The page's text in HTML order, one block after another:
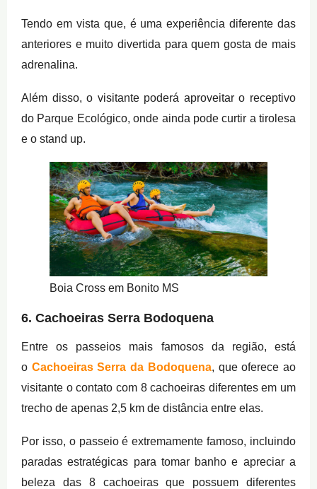
Tendo em vista que, é uma experiência diferente das
anteriores e muito divertida para quem gosta de mais
adrenalina.
Além disso, o visitante poderá aproveitar o receptivo
do Parque Ecológico, onde ainda pode curtir a tirolesa
e o stand up.
Boia Cross em Bonito MS
6. Cachoeiras Serra Bodoquena
Entre os passeios mais famosos da região, está
o Cachoeiras Serra da Bodoquena, que oferece ao
visitante o contato com 8 cachoeiras diferentes em um
trecho de apenas 2,5 km de distância entre elas.
Por isso, o passeio é extremamente famoso, incluindo
paradas estratégicas para tomar banho e apreciar a
beleza das 8 cachoeiras que possuem diferentes